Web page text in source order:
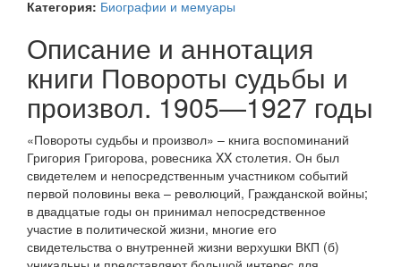
Категория: Биографии и мемуары
Описание и аннотация
книги Повороты судьбы и
произвол. 1905—1927 годы
«Повороты судьбы и произвол» – книга воспоминаний
Григория Григорова, ровесника XX столетия. Он был
свидетелем и непосредственным участником событий
первой половины века – революций, Гражданской войны;
в двадцатые годы он принимал непосредственное
участие в политической жизни, многие его
свидетельства о внутренней жизни верхушки ВКП (б)